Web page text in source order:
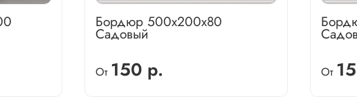
Бордюр 500х200х80
Садовый
От 150 р. От